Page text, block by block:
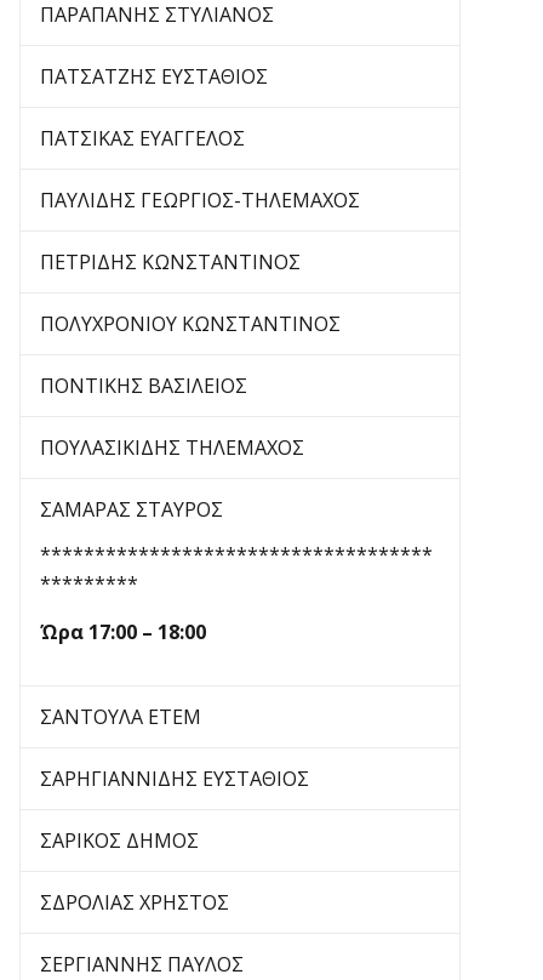
ΠΑΡΑΠΑΝΗΣ ΣΤΥΛΙΑΝΟΣ
ΠΑΤΣΑΤΖΗΣ ΕΥΣΤΑΘΙΟΣ
ΠΑΤΣΙΚΑΣ ΕΥΑΓΓΕΛΟΣ
ΠΑΥΛΙΔΗΣ ΓΕΩΡΓΙΟΣ-ΤΗΛΕΜΑΧΟΣ
ΠΕΤΡΙΔΗΣ ΚΩΝΣΤΑΝΤΙΝΟΣ
ΠΟΛΥΧΡΟΝΙΟΥ ΚΩΝΣΤΑΝΤΙΝΟΣ
ΠΟΝΤΙΚΗΣ ΒΑΣΙΛΕΙΟΣ
ΠΟΥΛΑΣΙΚΙΔΗΣ ΤΗΛΕΜΑΧΟΣ
ΣΑΜΑΡΑΣ ΣΤΑΥΡΟΣ
************************************
*********
Ώρα 17:00 – 18:00
ΣΑΝΤΟΥΛΑ ΕΤΕΜ
ΣΑΡΗΓΙΑΝΝΙΔΗΣ ΕΥΣΤΑΘΙΟΣ
ΣΑΡΙΚΟΣ ΔΗΜΟΣ
ΣΔΡΟΛΙΑΣ ΧΡΗΣΤΟΣ
ΣΕΡΓΙΑΝΝΗΣ ΠΑΥΛΟΣ